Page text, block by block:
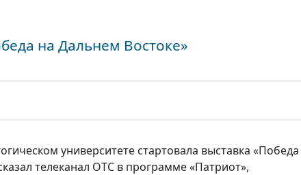
на Дальнем Востоке»
университете стартовала выставка «Победа
телеканал ОТС в программе «Патриот»,